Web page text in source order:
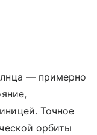
— примерно
Точное
орбиты